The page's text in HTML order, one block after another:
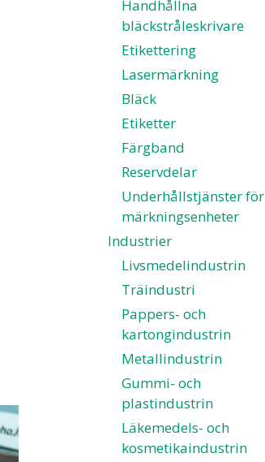
Handhållna
bläckstråleskrivare
Etikettering
Lasermärkning
Bläck
Etiketter
Färgband
Reservdelar
Underhållstjänster för
märkningsenheter
Industrier
Livsmedelindustrin
Träindustri
Pappers- och
kartongindustrin
Metallindustrin
Gummi- och
plastindustrin
Läkemedels- och
kosmetikaindustrin